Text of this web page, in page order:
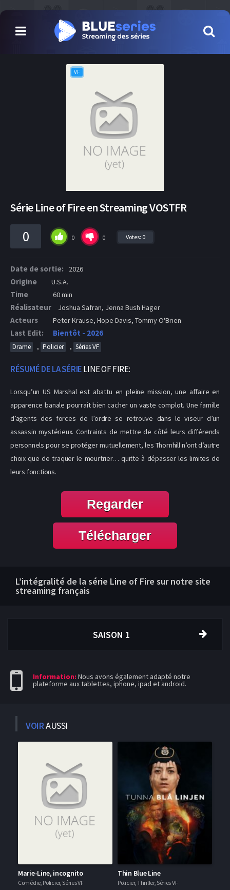
VF
Série Line of Fire en Streaming VOSTFR
0 0 0 Votes: 0
Date de sortie: 2026
Origine U.S.A.
Time 60 min
Réalisateur Joshua Safran, Jenna Bush Hager
Acteurs Peter Krause, Hope Davis, Tommy O'Brien
Last Edit: Bientôt - 2026
Drame , Policier , Séries VF
RÉSUMÉ DE LA SÉRIELINE OF FIRE:
Lorsqu’un US Marshal est abattu en pleine mission, une affaire en
apparence banale pourrait bien cacher un vaste complot. Une famille
d’agents des forces de l’ordre se retrouve dans le viseur d’un
assassin mystérieux. Contraints de mettre de côté leurs différends
personnels pour se protéger mutuellement, les Thornhill n’ont d’autre
choix que de traquer le meurtrier… quitte à dépasser les limites de
leurs fonctions.
Regarder
Télécharger
L’intégralité de la série Line of Fire sur notre site
streaming français
SAISON 1
Information: Nous avons également adapté notre
plateforme aux tablettes, iphone, ipad et android.
VOIRAUSSI
Marie-Line, incognito
Comédie, Policier, Séries VF
Thin Blue Line
Policier, Thriller, Séries VF